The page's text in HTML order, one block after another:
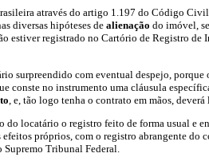
através do artigo 1.197 do Código
diversas hipóteses de alienação do imóvel,
estiver registrado no Cartório de Registro
surpreendido com eventual despejo,
conste no instrumento uma cláusula
, e, tão logo tenha o contrato em mãos,
do locatário o registro feito de forma usual e
efeitos próprios, com o registro abrangente
Supremo Tribunal Federal.